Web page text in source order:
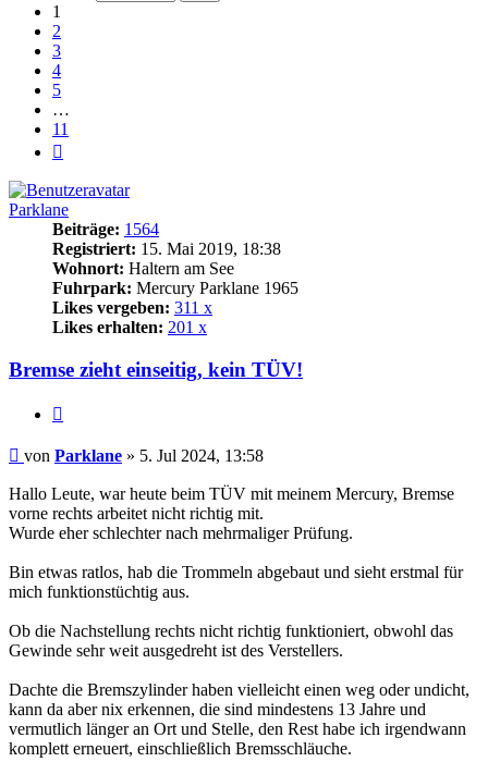
1
2
3
4
5
…
11
Parklane
Beiträge: 1564
Registriert: 15. Mai 2019, 18:38
Wohnort: Haltern am See
Fuhrpark: Mercury Parklane 1965
Likes vergeben: 311 x
Likes erhalten: 201 x
Bremse zieht einseitig, kein TÜV!
Beitrag
von Parklane » 5. Jul 2024, 13:58
Hallo Leute, war heute beim TÜV mit meinem Mercury, Bremse
vorne rechts arbeitet nicht richtig mit.
Wurde eher schlechter nach mehrmaliger Prüfung.
Bin etwas ratlos, hab die Trommeln abgebaut und sieht erstmal für
mich funktionstüchtig aus.
Ob die Nachstellung rechts nicht richtig funktioniert, obwohl das
Gewinde sehr weit ausgedreht ist des Verstellers.
Dachte die Bremszylinder haben vielleicht einen weg oder undicht,
kann da aber nix erkennen, die sind mindestens 13 Jahre und
vermutlich länger an Ort und Stelle, den Rest habe ich irgendwann
komplett erneuert, einschließlich Bremsschläuche.